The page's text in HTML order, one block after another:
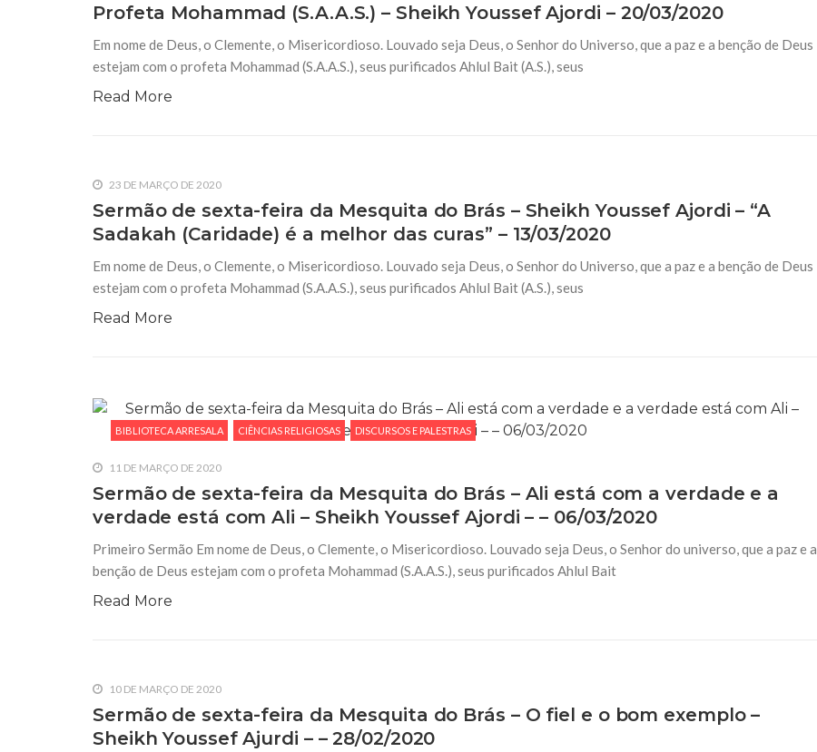
Profeta Mohammad (S.A.A.S.) – Sheikh Youssef Ajordi – 20/03/2020
Em nome de Deus, o Clemente, o Misericordioso. Louvado seja Deus, o Senhor do Universo, que a paz e a benção de Deus
estejam com o profeta Mohammad (S.A.A.S.), seus purificados Ahlul Bait (A.S.), seus
Read More
23 DE MARÇO DE 2020
Sermão de sexta-feira da Mesquita do Brás – Sheikh Youssef Ajordi – “A
Sadakah (Caridade) é a melhor das curas” – 13/03/2020
Em nome de Deus, o Clemente, o Misericordioso. Louvado seja Deus, o Senhor do Universo, que a paz e a benção de Deus
estejam com o profeta Mohammad (S.A.A.S.), seus purificados Ahlul Bait (A.S.), seus
Read More
BIBLIOTECA ARRESALA CIÊNCIAS RELIGIOSAS DISCURSOS E PALESTRAS
11 DE MARÇO DE 2020
Sermão de sexta-feira da Mesquita do Brás – Ali está com a verdade e a
verdade está com Ali – Sheikh Youssef Ajordi – – 06/03/2020
Primeiro Sermão Em nome de Deus, o Clemente, o Misericordioso. Louvado seja Deus, o Senhor do universo, que a paz e a
benção de Deus estejam com o profeta Mohammad (S.A.A.S.), seus purificados Ahlul Bait
Read More
10 DE MARÇO DE 2020
Sermão de sexta-feira da Mesquita do Brás – O fiel e o bom exemplo –
Sheikh Youssef Ajurdi – – 28/02/2020